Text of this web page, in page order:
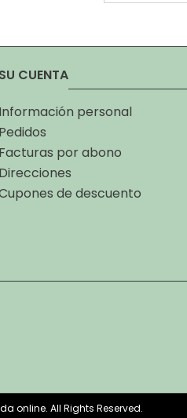
SU CUENTA
Información personal
Pedidos
Facturas por abono
Direcciones
de descuento
online. All Rights Reserved.